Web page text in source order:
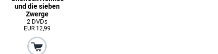
und die sieben
Zwerge
2 DVDs
EUR 12,99